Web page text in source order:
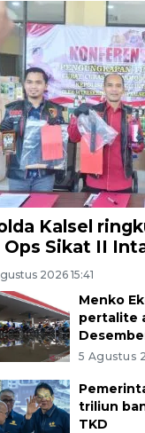
Kalsel
Ops Sikat II
2026 15:41
Menko
pertalite
5 Agustus
triliun
TKD